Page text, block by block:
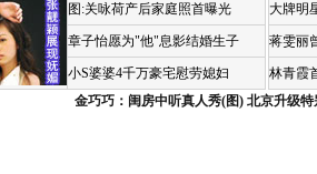
图:关咏荷产后家庭照首曝光
章子怡愿为"他"息影结婚生子
小S婆婆4千万豪宅慰劳媳妇
大牌明
蒋雯丽
林青霞
金巧巧：闺房中听真人秀(图) 北京升级